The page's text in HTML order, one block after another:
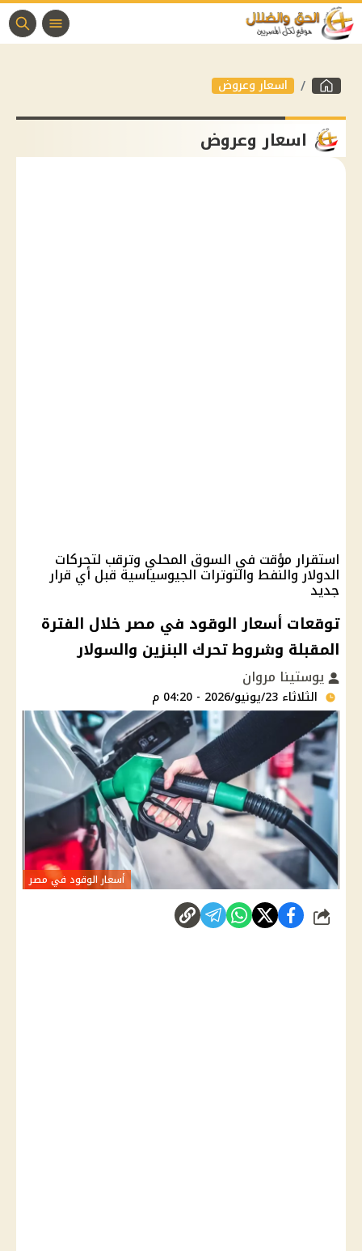
اسعار وعروض
اسعار وعروض
استقرار مؤقت في السوق المحلي وترقب لتحركات
الدولار والنفط والتوترات الجيوسياسية قبل أي قرار
جديد
توقعات أسعار الوقود في مصر خلال الفترة
المقبلة وشروط تحرك البنزين والسولار
يوستينا مروان
الثلاثاء 23/يونيو/2026 - 04:20 م
أسعار الوقود في مصر
شارك